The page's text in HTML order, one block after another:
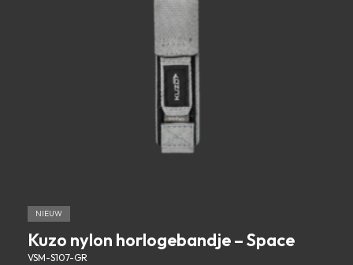
NIEUW
Kuzo nylon horlogebandje – Space
VSM-S107-GR